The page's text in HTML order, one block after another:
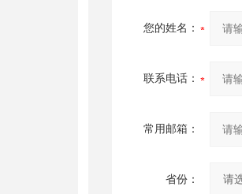
您的姓名：
联系电话：
常用邮箱：
省份：